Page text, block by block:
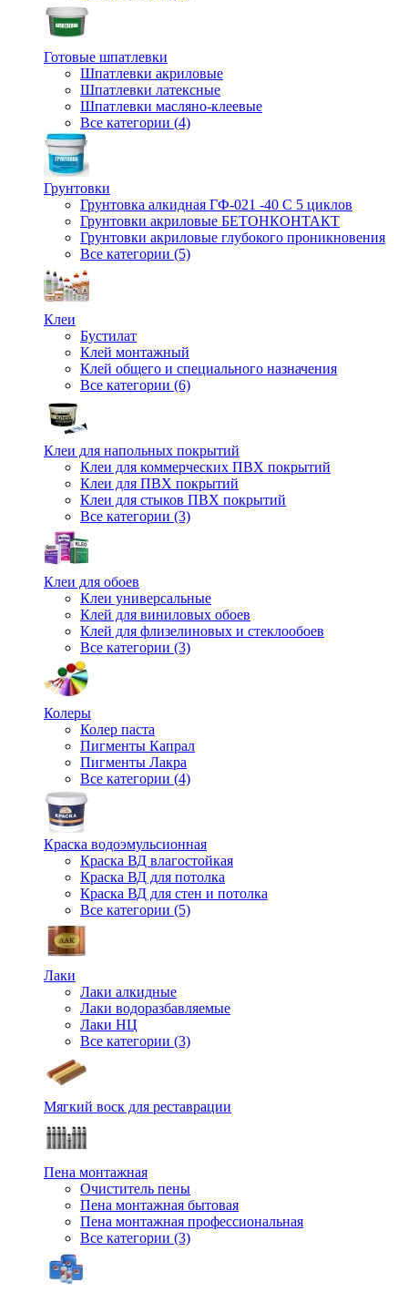
Готовые шпатлевки
Шпатлевки акриловые
Шпатлевки латексные
Шпатлевки масляно-клеевые
Все категории (4)
Грунтовки
Грунтовка алкидная ГФ-021 -40 С 5 циклов
Грунтовки акриловые БЕТОНКОНТАКТ
Грунтовки акриловые глубокого проникновения
Все категории (5)
Клеи
Бустилат
Клей монтажный
Клей общего и специального назначения
Все категории (6)
Клеи для напольных покрытий
Клеи для коммерческих ПВХ покрытий
Клеи для ПВХ покрытий
Клеи для стыков ПВХ покрытий
Все категории (3)
Клеи для обоев
Клеи универсальные
Клей для виниловых обоев
Клей для флизелиновых и стеклообоев
Все категории (3)
Колеры
Колер паста
Пигменты Капрал
Пигменты Лакра
Все категории (4)
Краска водоэмульсионная
Краска ВД влагостойкая
Краска ВД для потолка
Краска ВД для стен и потолка
Все категории (5)
Лаки
Лаки алкидные
Лаки водоразбавляемые
Лаки НЦ
Все категории (3)
Мягкий воск для реставрации
Пена монтажная
Очиститель пены
Пена монтажная бытовая
Пена монтажная профессиональная
Все категории (3)